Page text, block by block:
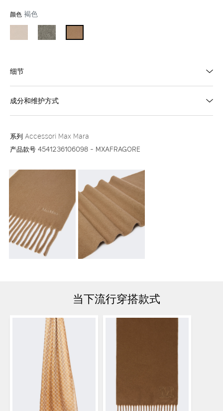
颜色 褐色
细节
成分和维护方式
系列 Accessori Max Mara
产品款号 4541236106098 - MXAFRAGORE
当下流行穿搭款式